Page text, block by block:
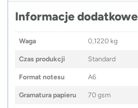
Informacje dodatkowe
Waga 0,1220 kg
Czas produkcji Standard
Format notesu A6
Gramatura papieru 70 gsm